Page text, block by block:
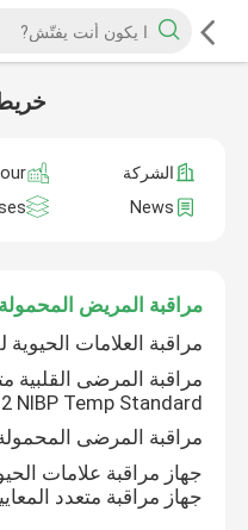
الشركة
News
مراقبة المريض المحمولة
مراقبة العلامات
مراقبة المرضى القلبية
NIBP Temp Standard
مراقبة المرضى المحمولة
جهاز مراقبة علامات
جهاز مراقبة متعدد